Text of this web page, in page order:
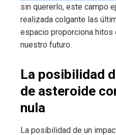
sin quererlo, este campo
realizada colgante las
espacio proporciona hitos
nuestro futuro.
La posibilidad
de asteroide
nula
La posibilidad de un